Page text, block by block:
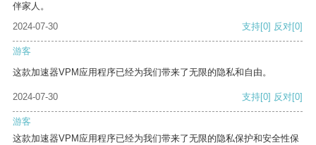
伴家人。
2024-07-30
支持[0] 反对[0]
游客
这款加速器VPM应用程序已经为我们带来了无限的隐私和自由。
2024-07-30 支持[0] 反对[0]
游客
这款加速器VPM应用程序已经为我们带来了无限的隐私保护和安全性保